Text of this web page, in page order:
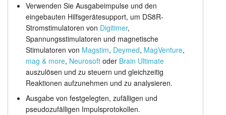
Verwenden Sie Ausgabeimpulse und den
eingebauten Hilfsgerätesupport, um DS8R-
Stromstimulatoren von Digitimer,
Spannungsstimulatoren und magnetische
Stimulatoren von Magstim, Deymed, MagVenture,
mag & more, Neurosoftoder Brain Ultimate
auszulösen und zu steuern und gleichzeitig
Reaktionen aufzunehmen und zu analysieren.
Ausgabe von festgelegten, zufälligen und
pseudozufälligen Impulsprotokollen.